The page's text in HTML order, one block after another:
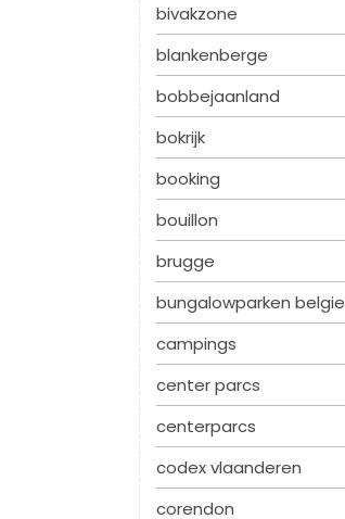
bivakzone
blankenberge
bobbejaanland
bokrijk
booking
bouillon
brugge
bungalowparken belgie
campings
center parcs
centerparcs
codex vlaanderen
corendon